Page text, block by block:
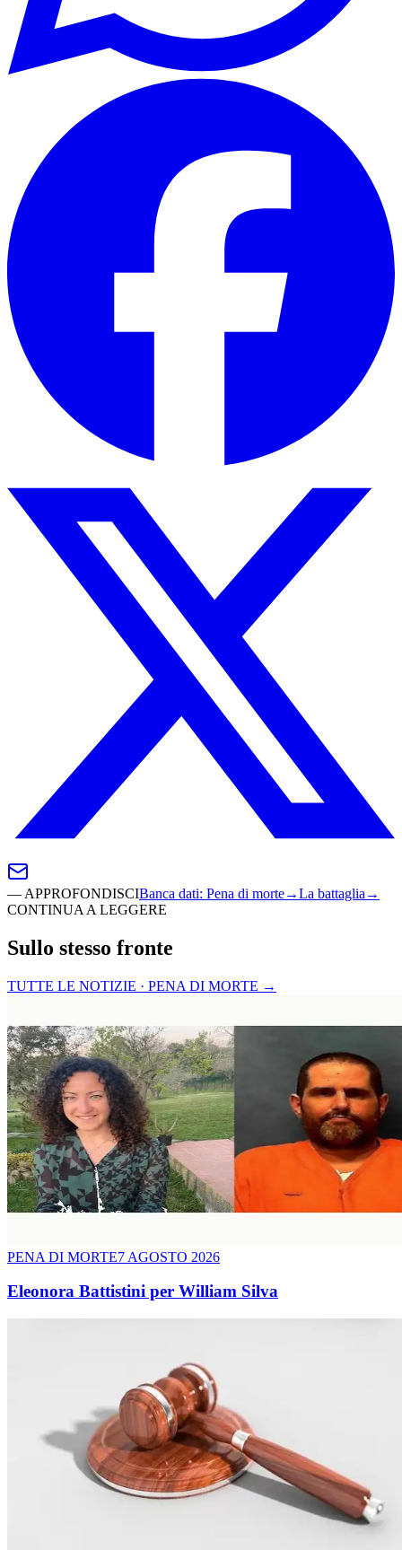
— APPROFONDISCIBanca dati: Pena di morte→La battaglia →
CONTINUA A LEGGERE
Sullo stesso fronte
TUTTE LE NOTIZIE · PENA DI MORTE →
PENA DI MORTE7 AGOSTO 2026
Eleonora Battistini per William Silva